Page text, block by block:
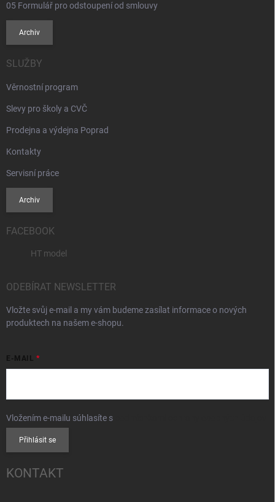
05 Formulář pro odstoupení od smlouvy
Archiv
SLUŽBY
Věrnostní program
Slevy pro školy a CVČ
Prodejna a výdejna Poprad
Kontakty
Servisní práce
Archiv
FACEBOOK
HT model
ODEBÍRAT NEWSLETTER
Vložte svůj e-mail a my vám budeme zasílat informace o nových
produktech na našem e-shopu.
E-MAIL
Vložením e-mailu súhlasíte s
Přihlásit se
KONTAKT